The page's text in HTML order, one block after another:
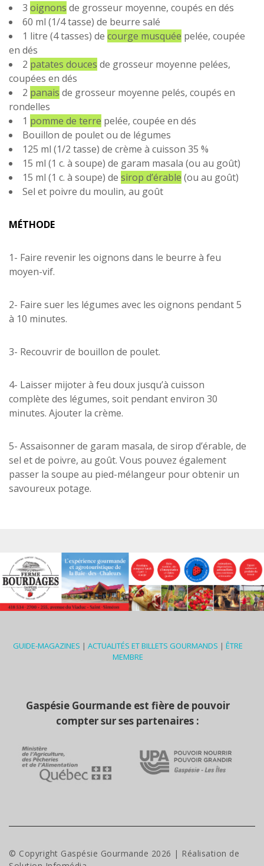
3 oignons de grosseur moyenne, coupés en dés
60 ml (1/4 tasse) de beurre salé
1 litre (4 tasses) de courge musquée pelée, coupée
en dés
2 patates douces de grosseur moyenne pelées,
coupées en dés
2 panais de grosseur moyenne pelés, coupés en
rondelles
1 pomme de terre pelée, coupée en dés
Bouillon de poulet ou de légumes
125 ml (1/2 tasse) de crème à cuisson 35 %
15 ml (1 c. à soupe) de garam masala (ou au goût)
15 ml (1 c. à soupe) de sirop d’érable (ou au goût)
Sel et poivre du moulin, au goût
MÉTHODE
1- Faire revenir les oignons dans le beurre à feu
moyen-vif.
2- Faire suer les légumes avec les oignons pendant 5
à 10 minutes.
3- Recouvrir de bouillon de poulet.
4- Laisser mijoter à feu doux jusqu’à cuisson
complète des légumes, soit pendant environ 30
minutes. Ajouter la crème.
5- Assaisonner de garam masala, de sirop d’érable, de
sel et de poivre, au goût. Vous pouvez également
passer la soupe au pied-mélangeur pour obtenir un
savoureux potage.
GUIDE-MAGAZINES | ACTUALITÉS ET BILLETS GOURMANDS | ÊTRE
MEMBRE
Gaspésie Gourmande est fière de pouvoir
compter sur ses partenaires :
© Copyright Gaspésie Gourmande 2026 | Réalisation de